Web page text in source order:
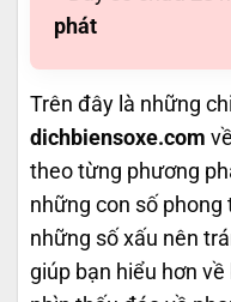
phát
Trên đây là những
dichbiensoxe.com
theo từng phương
những con số phong
những số xấu nên
giúp bạn hiểu hơn